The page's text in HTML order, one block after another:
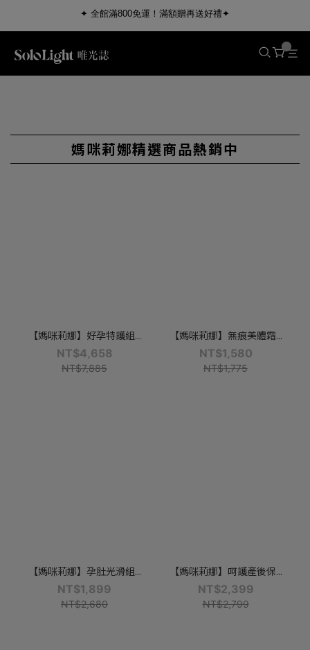
✦ 全館滿800免運！滿額贈再送好禮✦
媽咪莉娜精選商品熱銷中
【媽咪莉娜】好孕特護組...
NT$4,658
NT$7,885
【媽咪莉娜】無痕美體霜...
NT$1,580
NT$1,775
【媽咪莉娜】孕肚光滑組...
NT$1,899
NT$2,680
【媽咪莉娜】呵護產後保...
NT$2,399
NT$2,799